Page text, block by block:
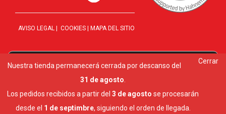
AVISO LEGAL | COOKIES | MAPA DEL SITIO
Cerrar
Nuestra tienda permanecerá cerrada por descanso del
31 de agosto
Los pedidos recibidos a partir del 3 de agosto se procesarán
desde el 1 de septimbre, siguiendo el orden de llegada.
Utilizamos cookies para ofrecerte la mejor experiencia en
Puedes aprender más sobre qué cookies utilizamos o
desactivarlas en los ajustes.
Aceptar Ajustes Cerrar el banner de cookies RGPD